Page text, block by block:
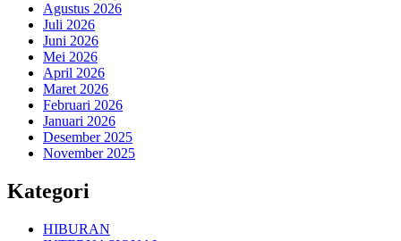
Agustus 2026
Juli 2026
Juni 2026
Mei 2026
April 2026
Maret 2026
Februari 2026
Januari 2026
Desember 2025
November 2025
Kategori
HIBURAN